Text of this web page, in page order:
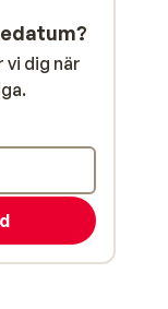
vi dig när